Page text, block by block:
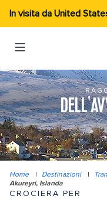
In visita da United
Home | Destinazioni |
Akureyri, Islanda
CROCIERA PER